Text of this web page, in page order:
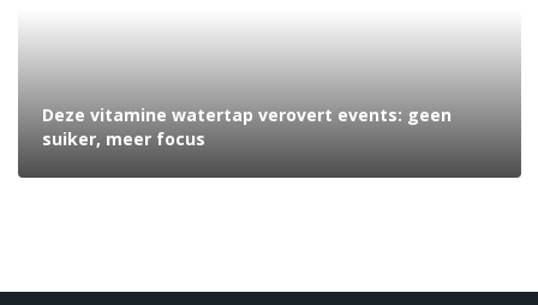
Deze vitamine watertap verovert events: geen
suiker, meer focus